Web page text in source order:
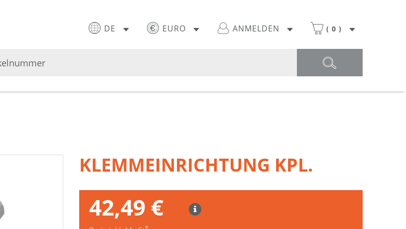
DE EURO ANMELDEN ( 0 )
KLEMMEINRICHTUNG KPL.
42,49 €